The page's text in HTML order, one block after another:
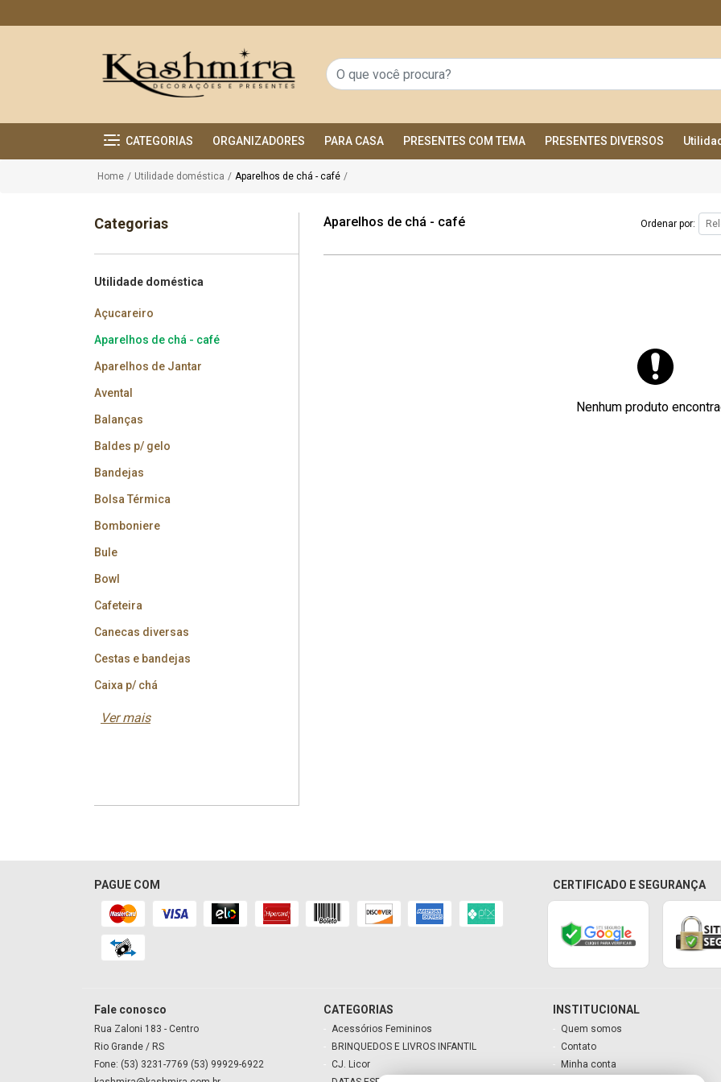
CATEGORIAS ORGANIZADORES PARA CASA PRESENTES COM TEMA PRESENTES DIVERSOS
Home / Utilidade doméstica / Aparelhos de chá - café /
Categorias
Utilidade doméstica
Açucareiro
Aparelhos de chá - café
Aparelhos de Jantar
Avental
Balanças
Baldes p/ gelo
Bandejas
Bolsa Térmica
Bomboniere
Bule
Bowl
Cafeteira
Canecas diversas
Cestas e bandejas
Caixa p/ chá
Ver mais
Aparelhos de chá - café Ordenar por:
Nenhum produto
PAGUE COM CERTIFICADO E SEGURANÇA
Fale conosco
Rua Zaloni 183 - Centro
Rio Grande / RS
Fone: (53) 3231-7769 (53) 99929-6922
CATEGORIAS
Acessórios Femininos
BRINQUEDOS E LIVROS INFANTIL
CJ. Licor
INSTITUCIONAL
Quem somos
Contato
Minha conta